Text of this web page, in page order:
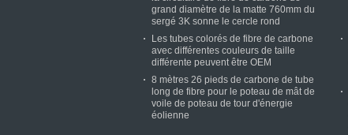
grand diamètre de la matte 760mm du
sergé 3K sonne le cercle rond
Les tubes colorés de fibre de carbone
avec différentes couleurs de taille
différente peuvent être OEM
8 mètres 26 pieds de carbone de tube
long de fibre pour le poteau de mât de
voile de poteau de tour d'énergie
éolienne